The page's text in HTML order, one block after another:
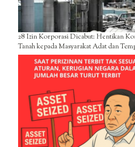
28 Izin Korporasi Dicabut: Hentikan
Tanah kepada Masyarakat Adat dan